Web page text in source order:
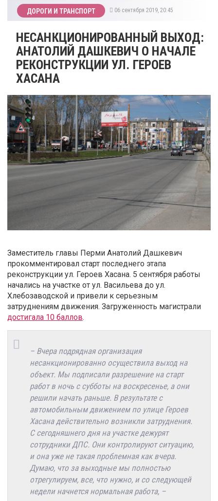
ДОРОГИ И ТРАНСПОРТ 06 сентября 2019, 20:45
НЕСАНКЦИОНИРОВАННЫЙ ВЫХОД:
АНАТОЛИЙ ДАШКЕВИЧ О НАЧАЛЕ
РЕКОНСТРУКЦИИ УЛ. ГЕРОЕВ
ХАСАНА
Заместитель главы Перми Анатолий Дашкевич
прокомментировал старт последнего этапа
реконструкции ул. Героев Хасана. 5 сентября работы
начались на участке от ул. Васильева до ул.
Хлебозаводской и привели к серьезным
затруднениям движения. Загруженность магистрали
достигала 10 баллов.
– Вчера подрядная организация
несанкционированно осуществила выход на
объект. Мы подписали разрешение на старт
работ в ночь с субботы на воскресенье, а они
решили начать раньше. В результате с
автомобильным движением по улице Героев
Хасана действительно возникли затруднения.
С сегодняшнего дня на участке дежурят
сотрудники ДПС. Они контролируют ситуацию,
и она уже не такая проблемная как вчера.
Думаю, что за выходные мы полностью
отрегулируем, все, что нужно, и со следующей
недели начнется нормальная работа, –